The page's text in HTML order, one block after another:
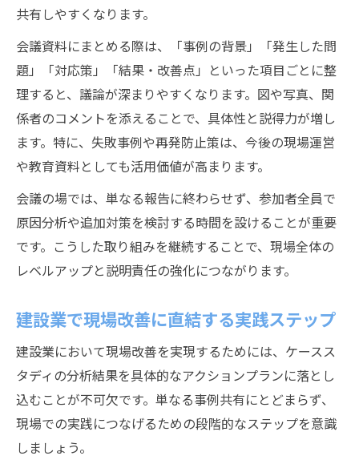
共有しやすくなります。
会議資料にまとめる際は、「事例の背景」「発生した問
題」「対応策」「結果・改善点」といった項目ごとに整
理すると、議論が深まりやすくなります。図や写真、関
係者のコメントを添えることで、具体性と説得力が増し
ます。特に、失敗事例や再発防止策は、今後の現場運営
や教育資料としても活用価値が高まります。
会議の場では、単なる報告に終わらせず、参加者全員で
原因分析や追加対策を検討する時間を設けることが重要
です。こうした取り組みを継続することで、現場全体の
レベルアップと説明責任の強化につながります。
建設業で現場改善に直結する実践ステップ
建設業において現場改善を実現するためには、ケースス
タディの分析結果を具体的なアクションプランに落とし
込むことが不可欠です。単なる事例共有にとどまらず、
現場での実践につなげるための段階的なステップを意識
しましょう。